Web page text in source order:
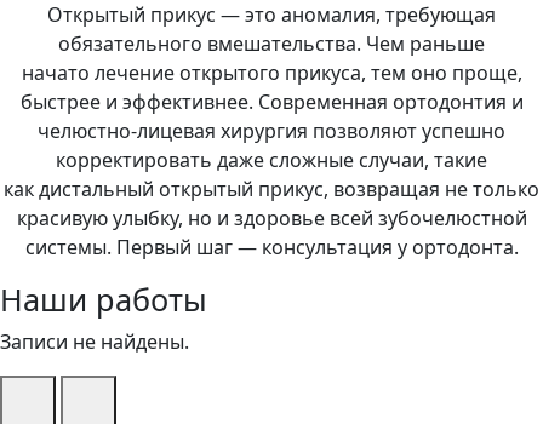
Открытый прикус — это аномалия, требующая
обязательного вмешательства. Чем раньше
начато лечение открытого прикуса, тем оно проще,
быстрее и эффективнее. Современная ортодонтия и
челюстно-лицевая хирургия позволяют успешно
корректировать даже сложные случаи, такие
как дистальный открытый прикус, возвращая не только
красивую улыбку, но и здоровье всей зубочелюстной
системы. Первый шаг — консультация у ортодонта.
Наши работы
Записи не найдены.